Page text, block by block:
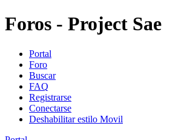
Foros - Project Sae
Portal
Foro
Buscar
FAQ
Registrarse
Conectarse
Deshabilitar estilo Movil